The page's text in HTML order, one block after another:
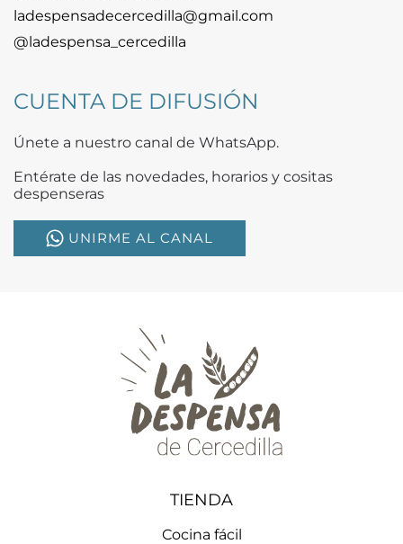
ladespensadecercedilla@gmail.com
@ladespensa_cercedilla
CUENTA DE DIFUSIÓN
Únete a nuestro canal de WhatsApp.
Entérate de las novedades, horarios y cositas
despenseras
UNIRME AL CANAL
TIENDA
Cocina fácil